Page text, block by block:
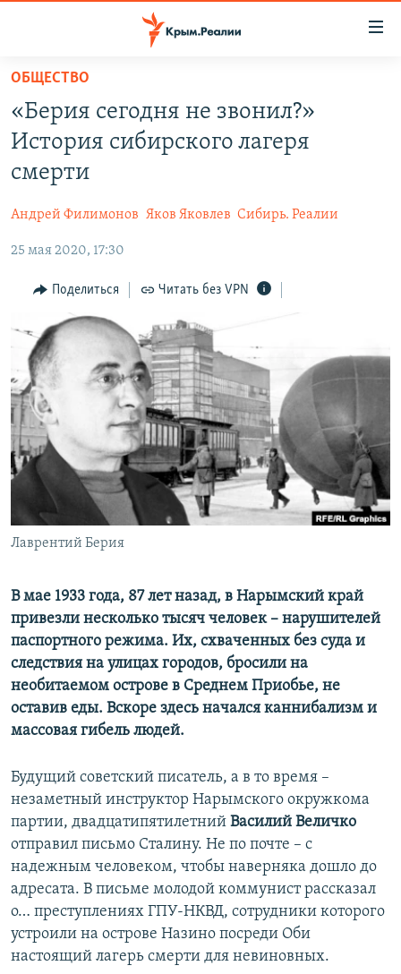
Вернуться
основному
содержанию
Вернутся
главной
навигации
Вернутся
поиску
СПЕЦПРОЕКТЫ
11 ЛЕТ ОККУПАЦИИ КРЫМА. 11 ИСТОРИЙ СОПРОТИВЛЕНИЯ
ЕЩЕ
ИНТЕРАКТИВ
ИНФОГРАФИКА
ТЕЛЕПРОЕКТ КРЫМ.РЕАЛИИ
СОВЕТЫ ПРАВОЗАЩИТНИКОВ
ПРОПАВШИЕ БЕЗ ВЕСТИ
ПОБЕДИТЕЛЕЙ НЕ СУДЯТ?
КРЫМ.НЕПОКОРЕННЫЙ
ELIFBE
УКРАИНСКАЯ ПРОБЛЕМА КРЫМА
РАДІО СВОБОДА
КАК ОБОЙТИ БЛОКИРОВКУ
Українською
Qırımtatar
ПРИСОЕДИНЯЙТЕСЬ!
Все сайты RFE/RL
ОБЩЕСТВО
«Берия сегодня не звонил?»
История сибирского лагеря
смерти
Андрей Филимонов Яков Яковлев Сибирь. Реалии
25 мая 2020, 17:30
Поделиться Читать без VPN
Лаврентий Берия
В мае 1933 года, 87 лет назад, в Нарымский край
привезли несколько тысяч человек – нарушителей
паспортного режима. Их, схваченных без суда и
следствия на улицах городов, бросили на
необитаемом острове в Среднем Приобье, не
оставив еды. Вскоре здесь начался каннибализм и
массовая гибель людей.
Будущий советский писатель, а в то время –
незаметный инструктор Нарымского окружкома
партии, двадцатипятилетний Василий Величко
отправил письмо Сталину. Не по почте – с
надежным человеком, чтобы наверняка дошло до
адресата. В письме молодой коммунист рассказал
о… преступлениях ГПУ-НКВД, сотрудники которого
устроили на острове Назино посреди Оби
настоящий лагерь смерти для невиновных.